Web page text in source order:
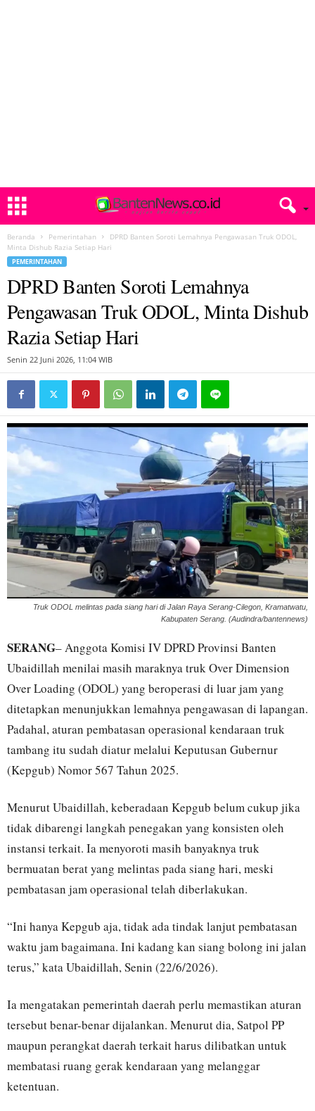
Beranda Pemerintahan
DPRD Banten Soroti Lemahnya Pengawasan Truk ODOL,
Minta Dishub Razia Setiap Hari
PEMERINTAHAN
DPRD Banten Soroti Lemahnya
Pengawasan Truk ODOL, Minta Dishub
Razia Setiap Hari
Senin 22 Juni 2026, 11:04 WIB
Truk ODOL melintas pada siang hari di Jalan Raya Serang-Cilegon, Kramatwatu,
Kabupaten Serang. (Audindra/bantennews)
SERANG– Anggota Komisi IV DPRD Provinsi Banten
Ubaidillah menilai masih maraknya truk Over Dimension
Over Loading (ODOL) yang beroperasi di luar jam yang
ditetapkan menunjukkan lemahnya pengawasan di lapangan.
Padahal, aturan pembatasan operasional kendaraan truk
tambang itu sudah diatur melalui Keputusan Gubernur
(Kepgub) Nomor 567 Tahun 2025.
Menurut Ubaidillah, keberadaan Kepgub belum cukup jika
tidak dibarengi langkah penegakan yang konsisten oleh
instansi terkait. Ia menyoroti masih banyaknya truk
bermuatan berat yang melintas pada siang hari, meski
pembatasan jam operasional telah diberlakukan.
“Ini hanya Kepgub aja, tidak ada tindak lanjut pembatasan
waktu jam bagaimana. Ini kadang kan siang bolong ini jalan
terus,” kata Ubaidillah, Senin (22/6/2026).
Ia mengatakan pemerintah daerah perlu memastikan aturan
tersebut benar-benar dijalankan. Menurut dia, Satpol PP
maupun perangkat daerah terkait harus dilibatkan untuk
membatasi ruang gerak kendaraan yang melanggar
ketentuan.